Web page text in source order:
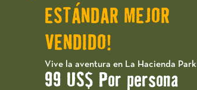
ESTÁNDAR MEJOR
VENDIDO!
Vive la aventura en La Hacienda
99 US$ Por persona